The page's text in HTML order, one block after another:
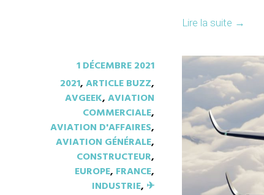
Lire la suite →
1 DÉCEMBRE 2021
2021,ARTICLE BUZZ,
AVGEEK,AVIATION
COMMERCIALE,
AVIATION D'AFFAIRES,
AVIATION GÉNÉRALE,
CONSTRUCTEUR,
EUROPE, FRANCE,
INDUSTRIE, ✈︎